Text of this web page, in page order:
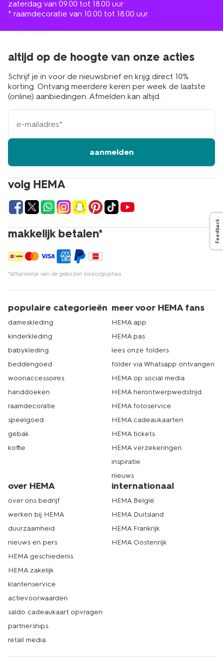
zaterdag van 09.00 tot 18.00 uur
* raamdecoratie van 10.00 tot 18.00 uur
volg HEMA
makkelijk betalen*
*afhankelijk van de gekozen bezorgopties
altijd op de hoogte van onze acties
Schrijf je in voor de nieuwsbrief en krijg direct 10%
korting. Ontvang meerdere keren per week de laatste
(online) aanbiedingen. Afmelden kan altijd.
e-
mailadres
aanmelden
populaire categorieën
dameskleding
kinderkleding
babykleding
beddengoed
woonaccessoires
handdoeken
raamdecoratie
speelgoed
gebak
koffie
meer voor HEMA fans
HEMA app
HEMA pas
lees onze folders
folder via Whatsapp ontvangen
HEMA op social media
HEMA herontwerpwedstrijd
HEMA fotoservice
HEMA cadeaukaarten
HEMA tickets
HEMA verzekeringen
inspiratie
nieuws
over HEMA
over ons bedrijf
werken bij HEMA
duurzaamheid
nieuws en pers
HEMA geschiedenis
HEMA zakelijk
klantenservice
actievoorwaarden
saldo cadeaukaart opvragen
partnerships
retail media
internationaal
HEMA België
HEMA Duitsland
HEMA Frankrijk
HEMA Oostenrijk
Feedback